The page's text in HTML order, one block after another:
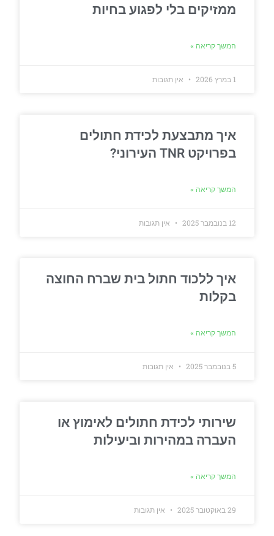
ממזיקים בלי לפגוע בחיות
המשך קריאה »
1 במרץ 2026 אין תגובות
איך מתבצעת לכידת חתולים
בפרויקט TNR העירוני?
המשך קריאה »
12 בנובמבר 2025 אין תגובות
איך ללכוד חתול בית שברח החוצה
בקלות
המשך קריאה »
5 בנובמבר 2025 אין תגובות
שירותי לכידת חתולים לאימוץ או
העברה במהירות וביעילות
המשך קריאה »
29 באוקטובר 2025 אין תגובות